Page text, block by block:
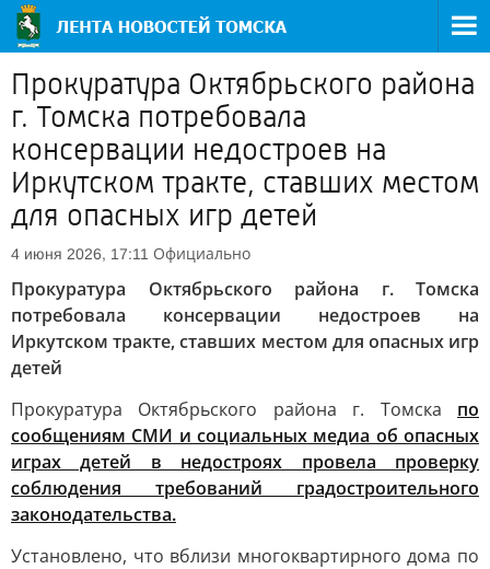
Прокуратура Октябрьского района
г. Томска потребовала
консервации недостроев на
Иркутском тракте, ставших местом
для опасных игр детей
4 июня 2026, 17:11 Официально
Прокуратура Октябрьского района г. Томска
потребовала консервации недостроев на
Иркутском тракте, ставших местом для опасных игр
детей
Прокуратура Октябрьского района г. Томска по
сообщениям СМИ и социальных медиа об опасных
играх детей в недостроях провела проверку
соблюдения требований градостроительного
законодательства.
Установлено, что вблизи многоквартирного дома по